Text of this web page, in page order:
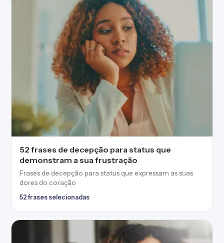
52 frases de decepção para status que
demonstram a sua frustração
Frases de decepção para status que expressam as suas
dores do coração
52 frases selecionadas